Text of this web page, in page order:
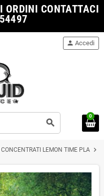
ORDINI CONTATTACI
search
person Accedi
0
LEMON TIME PLA chevron_right